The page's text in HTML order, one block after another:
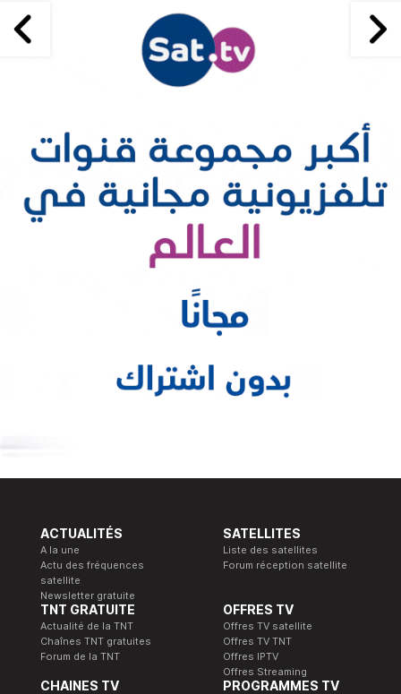
ACTUALITÉS
A la une
Actu des fréquences
satellite
Newsletter gratuite
SATELLITES
Liste des satellites
Forum réception satellite
TNT GRATUITE
Actualité de la TNT
Chaînes TNT gratuites
Forum de la TNT
OFFRES TV
Offres TV satellite
Offres TV TNT
Offres IPTV
Offres Streaming
CHAINES TV PROGRAMMES TV